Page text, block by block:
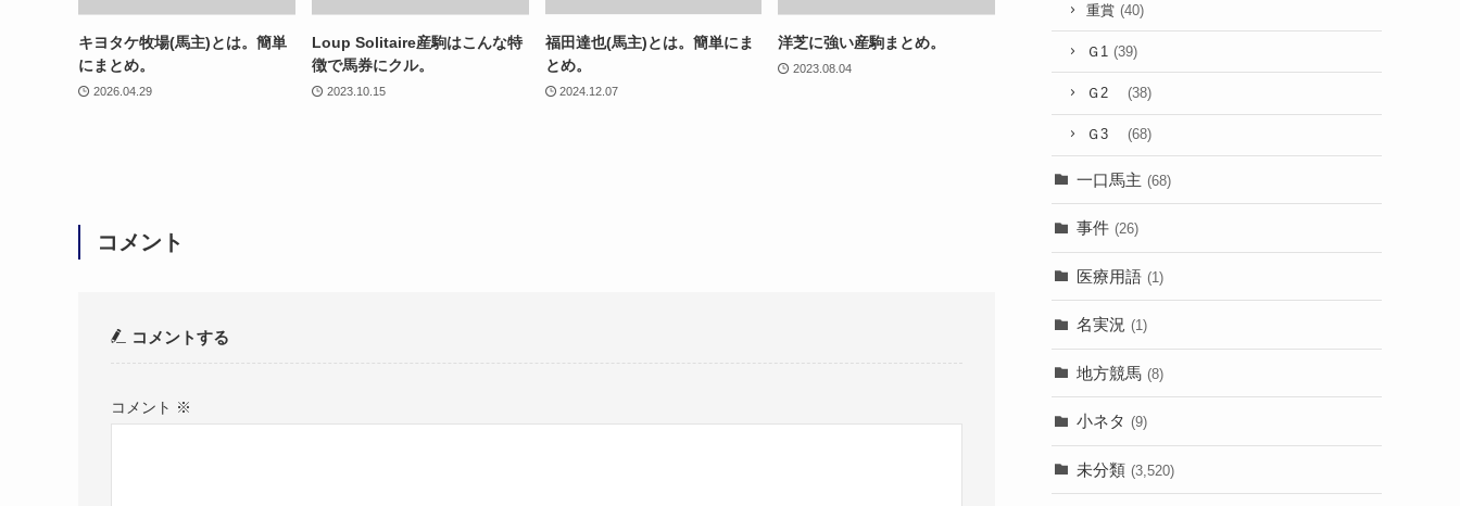
キヨタケ牧場(馬主)とは。簡単
にまとめ。
2026.04.29
Loup Solitaire産駒はこんな特
徴で馬券にクル。
2023.10.15
福田達也(馬主)とは。簡単にま
とめ。
2024.12.07
洋芝に強い産駒まとめ。
2023.08.04
コメント
コメントする
コメント ※
重賞 (40)
Ｇ1 (39)
Ｇ2 (38)
Ｇ3 (68)
一口馬主 (68)
事件 (26)
医療用語 (1)
名実況 (1)
地方競馬 (8)
小ネタ (9)
未分類 (3,520)